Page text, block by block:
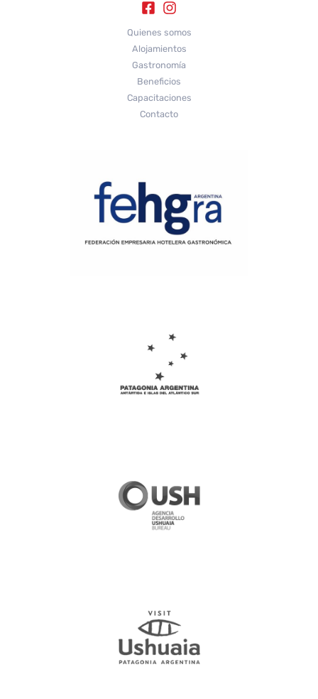
Quienes somos
Alojamientos
Gastronomía
Beneficios
Capacitaciones
Contacto